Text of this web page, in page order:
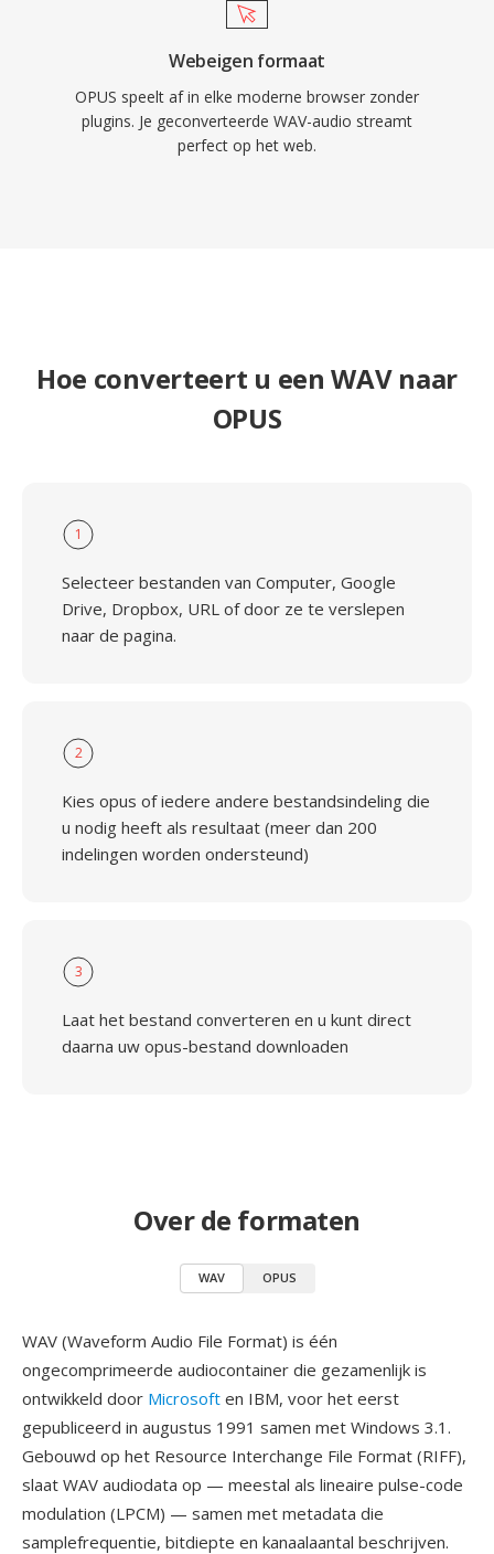
Webeigen formaat
OPUS speelt af in elke moderne browser zonder
plugins. Je geconverteerde WAV-audio streamt
perfect op het web.
Hoe converteert u een WAV naar
OPUS
1
Selecteer bestanden van Computer, Google
Drive, Dropbox, URL of door ze te verslepen
naar de pagina.
2
Kies opus of iedere andere bestandsindeling die
u nodig heeft als resultaat (meer dan 200
indelingen worden ondersteund)
3
Laat het bestand converteren en u kunt direct
daarna uw opus-bestand downloaden
Over de formaten
WAV OPUS
WAV (Waveform Audio File Format) is één
ongecomprimeerde audiocontainer die gezamenlijk is
ontwikkeld door Microsoft en IBM, voor het eerst
gepubliceerd in augustus 1991 samen met Windows 3.1.
Gebouwd op het Resource Interchange File Format (RIFF),
slaat WAV audiodata op — meestal als lineaire pulse-code
modulation (LPCM) — samen met metadata die
samplefrequentie, bitdiepte en kanaalaantal beschrijven.